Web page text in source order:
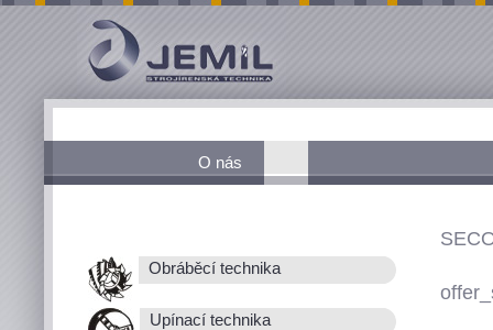
O nás
Obráběcí technika
Upínací technika